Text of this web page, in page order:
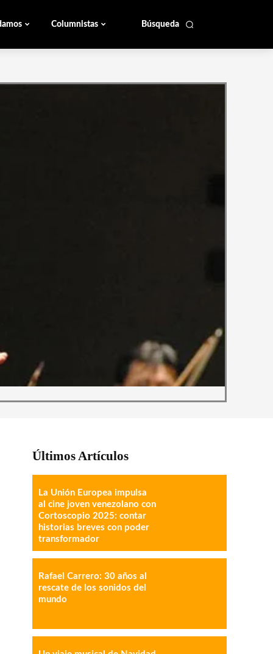
Búsqueda
Columnistas
Últimos Artículos
La Unión Europea impulsa
al cine joven venezolano con
Cortoscopio 2025: contar
historias breves con poder
transformador
Rafael Carrero: 30 años al
rescate de los sonidos del
mundo